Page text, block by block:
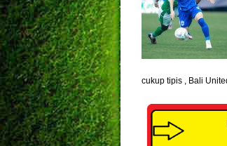
cukup tipis , Bali